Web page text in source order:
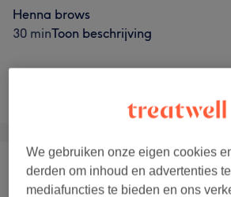
Henna brows
30 minToon beschrijving
Alle behandelingen
Alle Ontharen
We gebruiken onze eigen cookies
derden om inhoud en advertenties
mediafuncties te bieden en ons